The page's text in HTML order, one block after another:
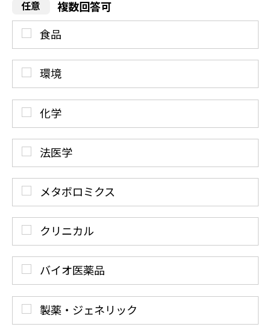
複数回答可
食品
環境
化学
法医学
メタボロミクス
クリニカル
バイオ医薬品
製薬・ジェネリック